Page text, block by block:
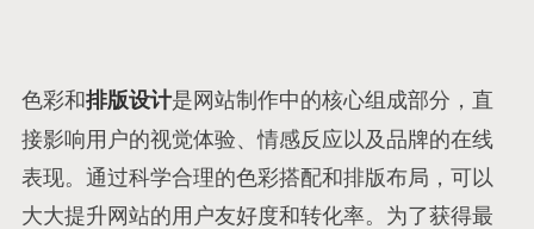
色彩和排版设计是网站制作中的核心组成部分，直
接影响用户的视觉体验、情感反应以及品牌的在线
表现。通过科学合理的色彩搭配和排版布局，可以
大大提升网站的用户友好度和转化率。为了获得最